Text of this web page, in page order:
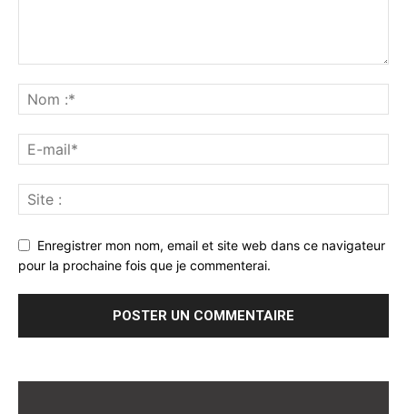
Enregistrer mon nom, email et site web dans ce navigateur
pour la prochaine fois que je commenterai.